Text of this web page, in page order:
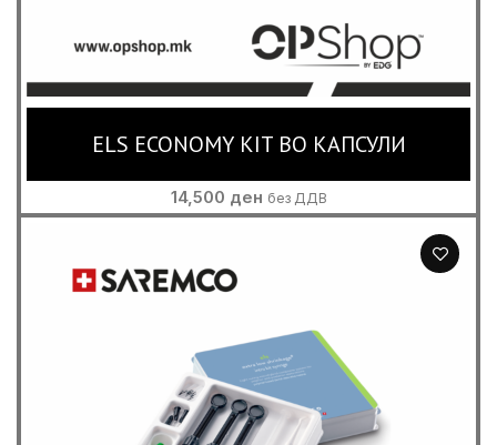
ELS ECONOMY KIT ВО КАПСУЛИ
14,500 ден без ДДВ